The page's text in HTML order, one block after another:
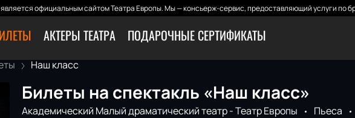
официальным сайтом Театра Европы. Мы — консьерж-сервис, предоставляющий услуги по
АКТЕРЫ ТЕАТРА ПОДАРОЧНЫЕ СЕРТИФИКАТЫ
Наш класс
Билеты на спектакль «Наш класс»
Академический Малый драматический театр - Театр Европы Пьеса